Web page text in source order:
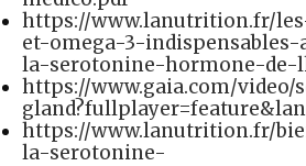
https://www.lanutrition.fr/
et-omega-3-
la-serotonine-hormone-de-
https://www.gaia.com/video/
https://www.lanutrition.fr/
la-serotonine-